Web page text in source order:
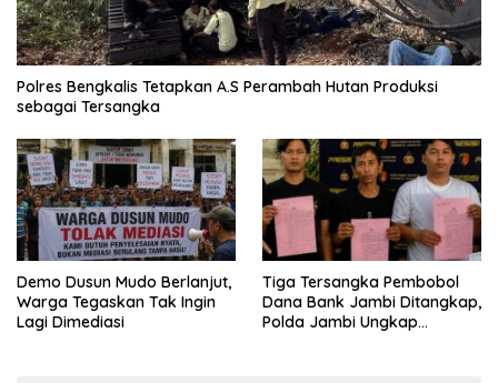
Polres Bengkalis Tetapkan A.S Perambah Hutan Produksi
sebagai Tersangka
Demo Dusun Mudo Berlanjut,
Warga Tegaskan Tak Ingin
Lagi Dimediasi
Tiga Tersangka Pembobol
Dana Bank Jambi Ditangkap,
Polda Jambi Ungkap